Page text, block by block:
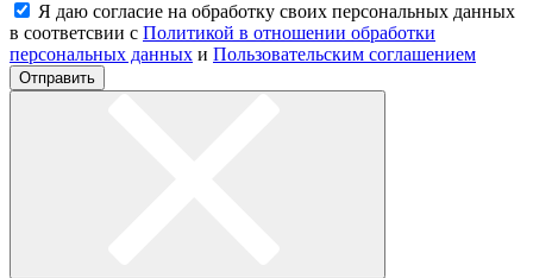
Я даю согласие на обработку своих персональных данных
в соответсвии с Политикой в отношении обработки
персональных данных и Пользовательским соглашением
Отправить